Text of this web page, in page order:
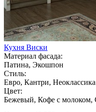
Кухня Виски
Материал фасада:
Патина, Экошпон
Стиль:
Евро, Кантри, Неоклассика
Цвет:
Бежевый, Кофе с молоком,